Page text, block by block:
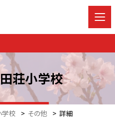
荘小学校
学校 > その他 > 詳細